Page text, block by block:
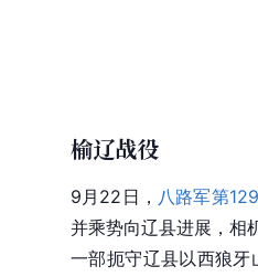
榆辽战役
9月22日， 八路军第
并乘势向辽县进展，相
一部扼守辽县以西狼